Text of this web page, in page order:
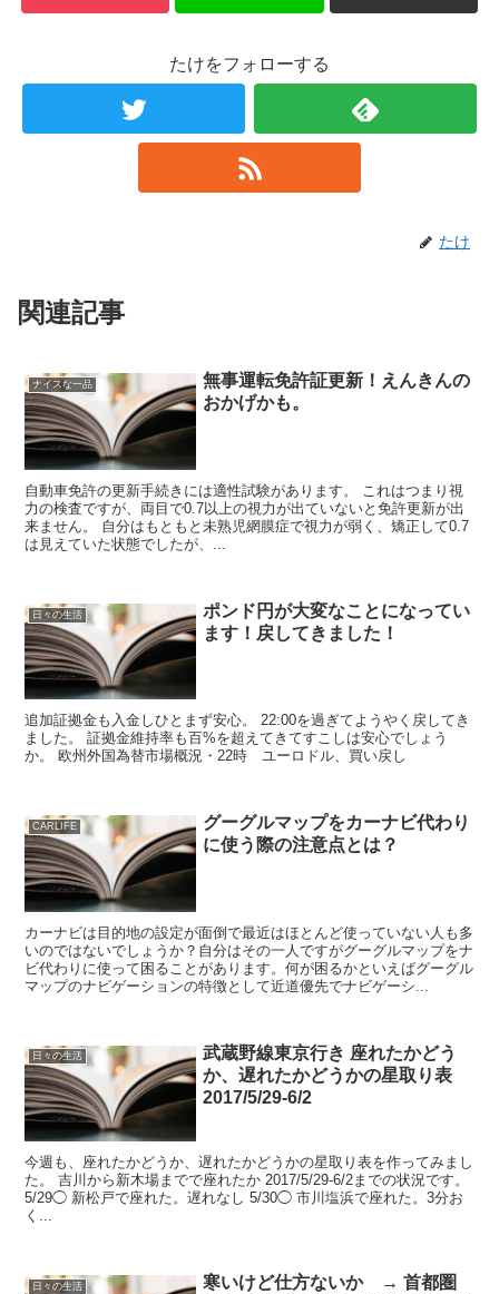
たけをフォローする
たけ
関連記事
ナイスな一品
無事運転免許証更新！えんきんの
おかげかも。
自動車免許の更新手続きには適性試験があります。 これはつまり視
力の検査ですが、両目で0.7以上の視力が出ていないと免許更新が出
来ません。 自分はもともと未熟児網膜症で視力が弱く、矯正して0.7
は見えていた状態でしたが、...
日々の生活
ポンド円が大変なことになってい
ます！戻してきました！
追加証拠金も入金しひとまず安心。 22:00を過ぎてようやく戻してき
ました。 証拠金維持率も百%を超えてきてすこしは安心でしょう
か。 欧州外国為替市場概況・22時 ユーロドル、買い戻し
CARLIFE
グーグルマップをカーナビ代わり
に使う際の注意点とは？
カーナビは目的地の設定が面倒で最近はほとんど使っていない人も多
いのではないでしょうか？自分はその一人ですがグーグルマップをナ
ビ代わりに使って困ることがあります。何が困るかといえばグーグル
マップのナビゲーションの特徴として近道優先でナビゲーシ...
日々の生活
武蔵野線東京行き 座れたかどう
か、遅れたかどうかの星取り表
2017/5/29-6/2
今週も、座れたかどうか、遅れたかどうかの星取り表を作ってみまし
た。 吉川から新木場までで座れたか 2017/5/29-6/2までの状況です。
5/29◯ 新松戸で座れた。遅れなし 5/30◯ 市川塩浜で座れた。3分お
く...
日々の生活
寒いけど仕方ないか → 首都圏